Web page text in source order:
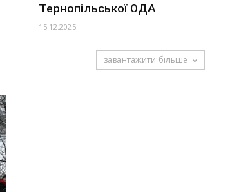
Тернопільської ОДА
15.12.2025
завантажити більше